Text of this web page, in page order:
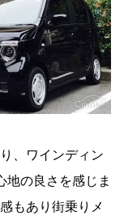
、ワインディン
地の良さを感じま
もあり街乗りメ